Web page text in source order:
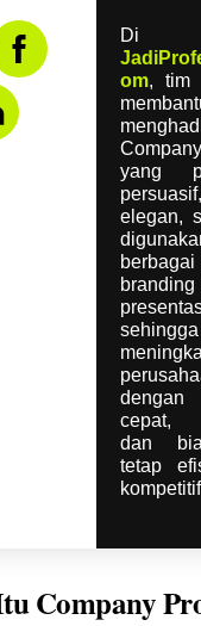
Di
om, tim
yang
elegan,
cepat,
dan
tetap
Company